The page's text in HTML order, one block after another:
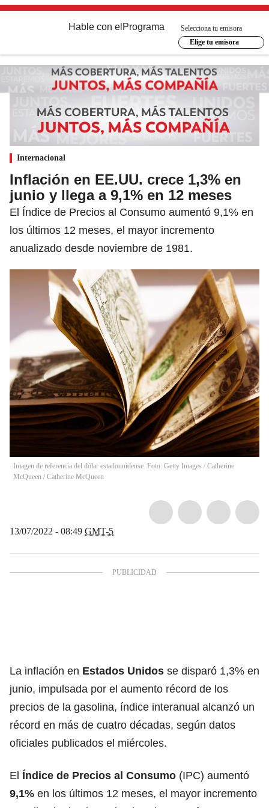
Hable con el Programa
Selecciona tu emisora
Elige tu emisora
Internacional
Inflación en EE.UU. crece 1,3% en
junio y llega a 9,1% en 12 meses
El Índice de Precios al Consumo aumentó 9,1% en
los últimos 12 meses, el mayor incremento
anualizado desde noviembre de 1981.
Imagen de referencia del dólar estadounidense. Foto: Getty Images / Catherine
McQueen / Catherine McQueen
13/07/2022 - 08:49 GMT-5
La inflación en Estados Unidos se disparó 1,3% en
junio, impulsada por el aumento récord de los
precios de la gasolina, índice interanual alcanzó un
récord en más de cuatro décadas, según datos
oficiales publicados el miércoles.
El Índice de Precios al Consumo (IPC) aumentó
9,1% en los últimos 12 meses, el mayor incremento